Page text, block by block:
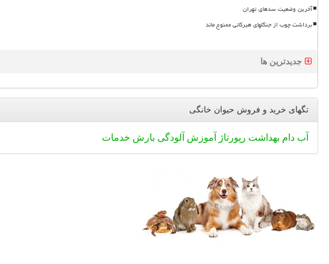
آخرین وضعیت سدهای تهران
برداشت چوب از جنگلهای هیرکانی ممنوع ماند
جدیدترین ها
تگهای خرید و فروش حیوان خانگی
آب دام بهداشت رپورتاژ آموزش آلودگی بارش خدمات